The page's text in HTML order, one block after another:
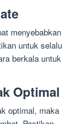
menyebabkan
untuk selalu
berkala untuk
Optimal
optimal, maka